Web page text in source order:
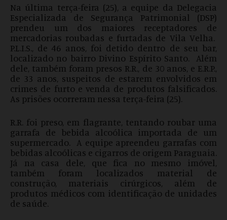
Na última terça-feira (25), a equipe da Delegacia
Especializada de Segurança Patrimonial (DSP)
prendeu um dos maiores receptadores de
mercadorias roubadas e furtadas de Vila Velha.
P.L.I.S., de 46 anos, foi detido dentro de seu bar,
localizado no bairro Divino Espírito Santo. Além
dele, também foram presos R.R., de 30 anos, e E.R.P.,
de 33 anos, suspeitos de estarem envolvidos em
crimes de furto e venda de produtos falsificados.
As prisões ocorreram nessa terça-feira (25).
R.R. foi preso, em flagrante, tentando roubar uma
garrafa de bebida alcoólica importada de um
supermercado. A equipe apreendeu garrafas com
bebidas alcoólicas e cigarros de origem Paraguaia.
Já na casa dele, que fica no mesmo imóvel,
também foram localizados material de
construção, materiais cirúrgicos, além de
produtos médicos com identificação de unidades
de saúde.